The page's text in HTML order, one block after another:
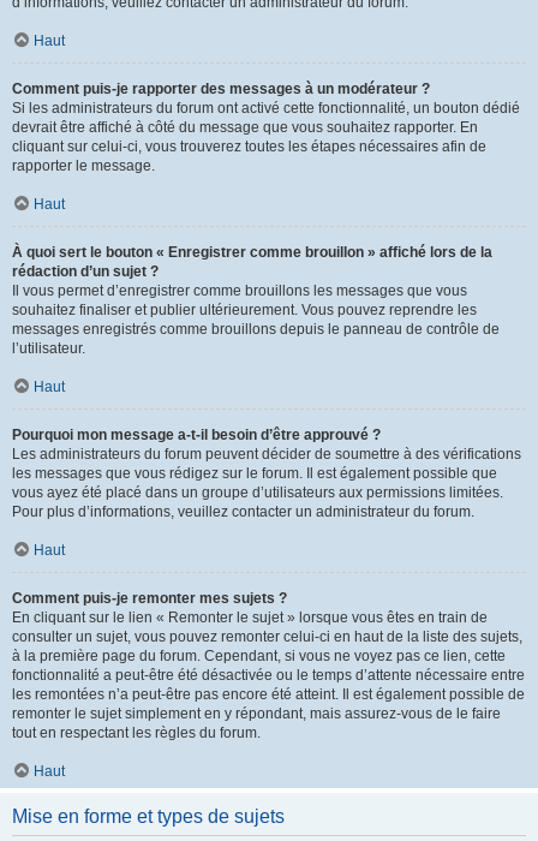
Haut
Comment puis-je rapporter des messages à un modérateur ?
Si les administrateurs du forum ont activé cette fonctionnalité, un bouton dédié
devrait être affiché à côté du message que vous souhaitez rapporter. En
cliquant sur celui-ci, vous trouverez toutes les étapes nécessaires afin de
rapporter le message.
Haut
À quoi sert le bouton « Enregistrer comme brouillon » affiché lors de la
rédaction d’un sujet ?
Il vous permet d’enregistrer comme brouillons les messages que vous
souhaitez finaliser et publier ultérieurement. Vous pouvez reprendre les
messages enregistrés comme brouillons depuis le panneau de contrôle de
l’utilisateur.
Haut
Pourquoi mon message a-t-il besoin d’être approuvé ?
Les administrateurs du forum peuvent décider de soumettre à des vérifications
les messages que vous rédigez sur le forum. Il est également possible que
vous ayez été placé dans un groupe d’utilisateurs aux permissions limitées.
Pour plus d’informations, veuillez contacter un administrateur du forum.
Haut
Comment puis-je remonter mes sujets ?
En cliquant sur le lien « Remonter le sujet » lorsque vous êtes en train de
consulter un sujet, vous pouvez remonter celui-ci en haut de la liste des sujets,
à la première page du forum. Cependant, si vous ne voyez pas ce lien, cette
fonctionnalité a peut-être été désactivée ou le temps d’attente nécessaire entre
les remontées n’a peut-être pas encore été atteint. Il est également possible de
remonter le sujet simplement en y répondant, mais assurez-vous de le faire
tout en respectant les règles du forum.
Haut
Mise en forme et types de sujets